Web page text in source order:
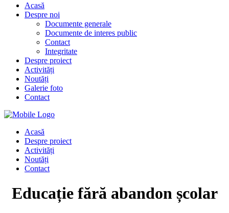
Acasă
Despre noi
Documente generale
Documente de interes public
Contact
Integritate
Despre proiect
Activități
Noutăți
Galerie foto
Contact
Acasă
Despre proiect
Activități
Noutăți
Contact
Educație fără abandon școlar